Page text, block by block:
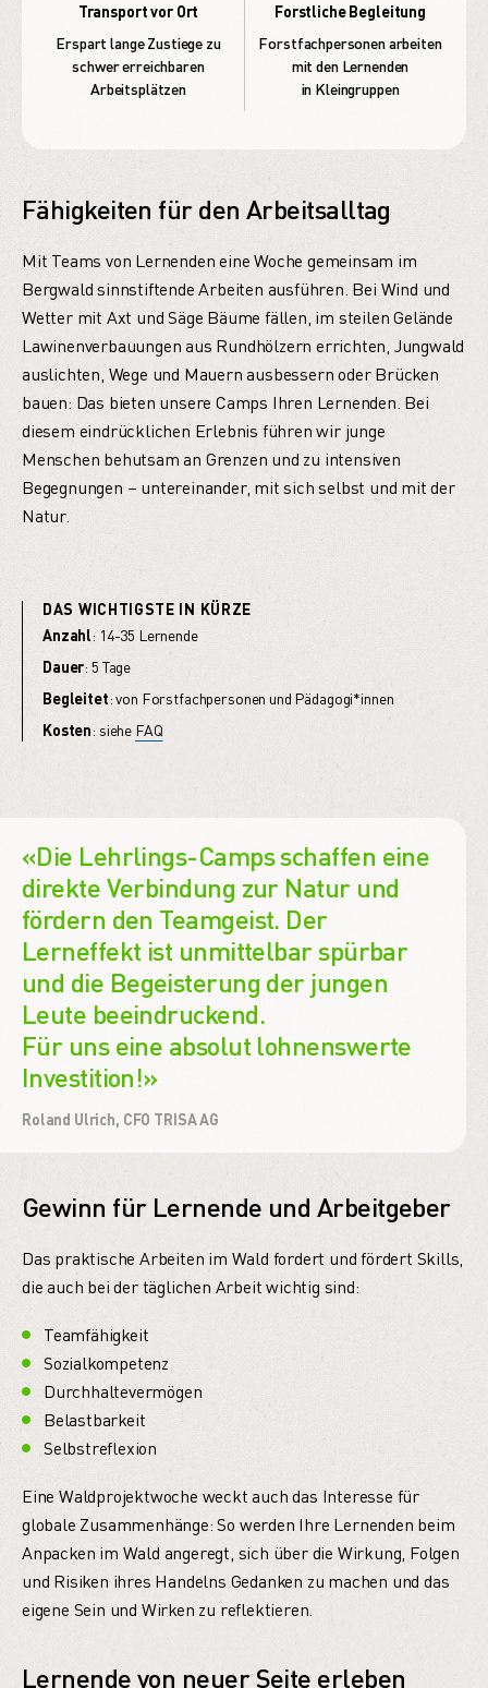
Transport vor Ort
Erspart lange Zustiege zu
schwer erreichbaren
Arbeitsplätzen
Forstliche Begleitung
Forstfachpersonen arbeiten
mit den Lernenden
in Kleingruppen
Fähigkeiten für den Arbeitsalltag
Mit Teams von Lernenden eine Woche gemeinsam im
Bergwald sinnstiftende Arbeiten ausführen. Bei Wind und
Wetter mit Axt und Säge Bäume fällen, im steilen Gelände
Lawinenverbauungen aus Rundhölzern errichten, Jungwald
auslichten, Wege und Mauern ausbessern oder Brücken
bauen: Das bieten unsere Camps Ihren Lernenden. Bei
diesem eindrücklichen Erlebnis führen wir junge
Menschen behutsam an Grenzen und zu intensiven
Begegnungen – untereinander, mit sich selbst und mit der
Natur.
DAS WICHTIGSTE IN KÜRZE
Anzahl: 14-35 Lernende
Dauer: 5 Tage
Begleitet: von Forstfachpersonen und Pädagogi*innen
Kosten: siehe FAQ
«Die Lehrlings-Camps schaffen eine
direkte Verbindung zur Natur und
fördern den Teamgeist. Der
Lerneffekt ist unmittelbar spürbar
und die Begeisterung der jungen
Leute beeindruckend.
Für uns eine absolut lohnenswerte
Investition!»
Roland Ulrich, CFO TRISA AG
Gewinn für Lernende und Arbeitgeber
Das praktische Arbeiten im Wald fordert und fördert Skills,
die auch bei der täglichen Arbeit wichtig sind:
Teamfähigkeit
Sozialkompetenz
Durchhaltevermögen
Belastbarkeit
Selbstreflexion
Eine Waldprojektwoche weckt auch das Interesse für
globale Zusammenhänge: So werden Ihre Lernenden beim
Anpacken im Wald angeregt, sich über die Wirkung, Folgen
und Risiken ihres Handelns Gedanken zu machen und das
eigene Sein und Wirken zu reflektieren.
Lernende von neuer Seite erleben